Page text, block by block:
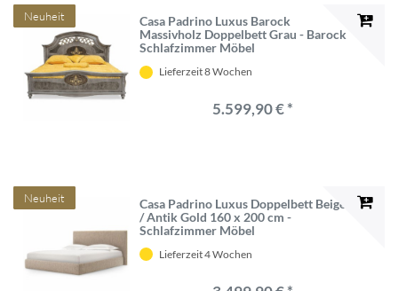
Neuheit
Casa Padrino Luxus Barock
Massivholz Doppelbett Grau - Barock
Schlafzimmer Möbel
Lieferzeit 8 Wochen
5.599,90 € *
Neuheit
Casa Padrino Luxus Doppelbett Beige
/ Antik Gold 160 x 200 cm -
Schlafzimmer Möbel
Lieferzeit 4 Wochen